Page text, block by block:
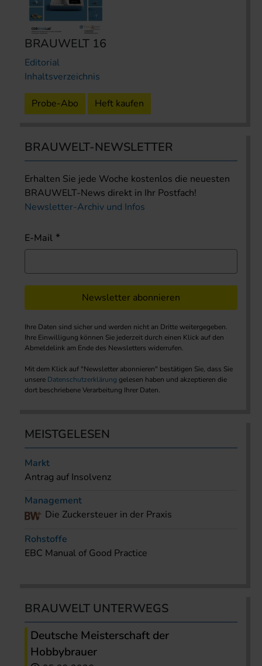
BRAUWELT 16
Editorial
Inhaltsverzeichnis
Probe-Abo Heft kaufen
BRAUWELT-NEWSLETTER
Erhalten Sie jede Woche kostenlos die neuesten
BRAUWELT-News direkt in Ihr Postfach!
Newsletter-Archiv und Infos
E-Mail
Newsletter abonnieren
Ihre Daten sind sicher und werden nicht an Dritte weitergegeben.
Ihre Einwilligung können Sie jederzeit durch einen Klick auf den
Abmeldelink am Ende des Newsletters widerrufen.
Mit dem Klick auf "Newsletter abonnieren" bestätigen Sie, dass Sie
unsere Datenschutzerklärung gelesen haben und akzeptieren die
dort beschriebene Verarbeitung Ihrer Daten.
MEISTGELESEN
Markt
Antrag auf Insolvenz
Management
Die Zuckersteuer in der Praxis
Rohstoffe
EBC Manual of Good Practice
BRAUWELT UNTERWEGS
Deutsche Meisterschaft der
Hobbybrauer